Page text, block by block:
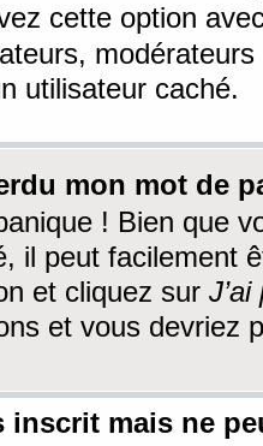
cette option
utilisateur caché.
mon mot de
! Bien que
il peut facilement
et cliquez sur
et vous devriez
inscrit mais ne